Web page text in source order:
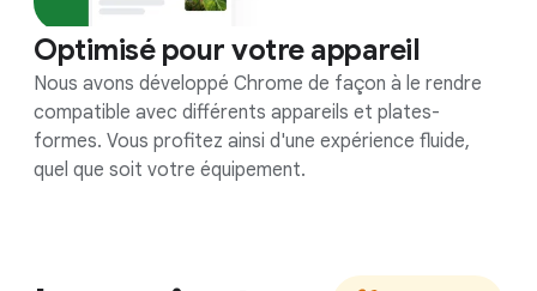
Optimisé pour votre appareil
Nous avons développé Chrome de façon à le rendre
compatible avec différents appareils et plates-
formes. Vous profitez ainsi d'une expérience fluide,
quel que soit votre équipement.